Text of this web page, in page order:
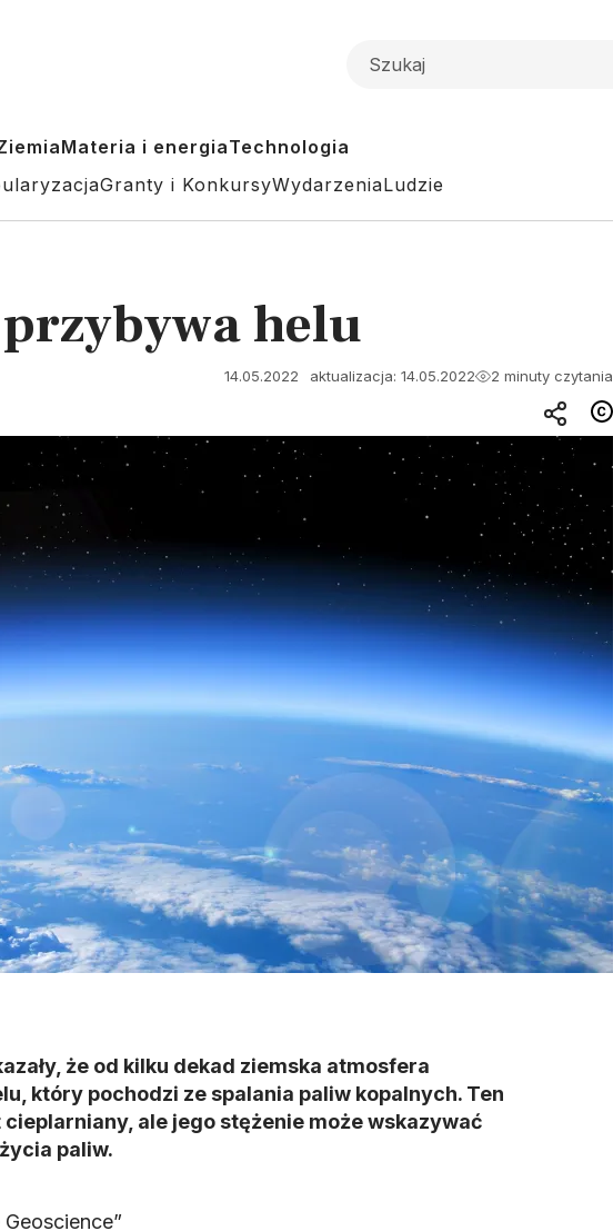
Materia i energiaTechnologia
Granty i KonkursyWydarzeniaLudzie
helu
14.05.2022 aktualizacja: 14.05.2022 2 minuty czytania
że od kilku dekad ziemska atmosfera
który pochodzi ze spalania paliw kopalnych. Ten
cieplarniany, ale jego stężenie może wskazywać
paliw.
Geoscience”